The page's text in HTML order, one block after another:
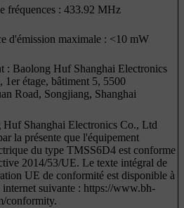
fréquences : 433.92 MHz
d'émission maximale : <10 mW
: Baolong Huf Shanghai Electronics
1er étage, bâtiment 5, 5500
Road, Songjiang, Shanghai
Huf Shanghai Electronics Co., Ltd
la présente que l'équipement
du type TMSS6D4 est conforme
2014/53/UE. Le texte intégral de
UE de conformité est disponible à
internet suivante : https://www.bh-
conformity.